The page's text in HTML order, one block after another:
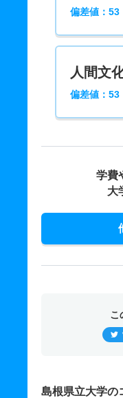
偏差値：53
人間文
偏差値：53
学費
大
こ
島根県立大学の